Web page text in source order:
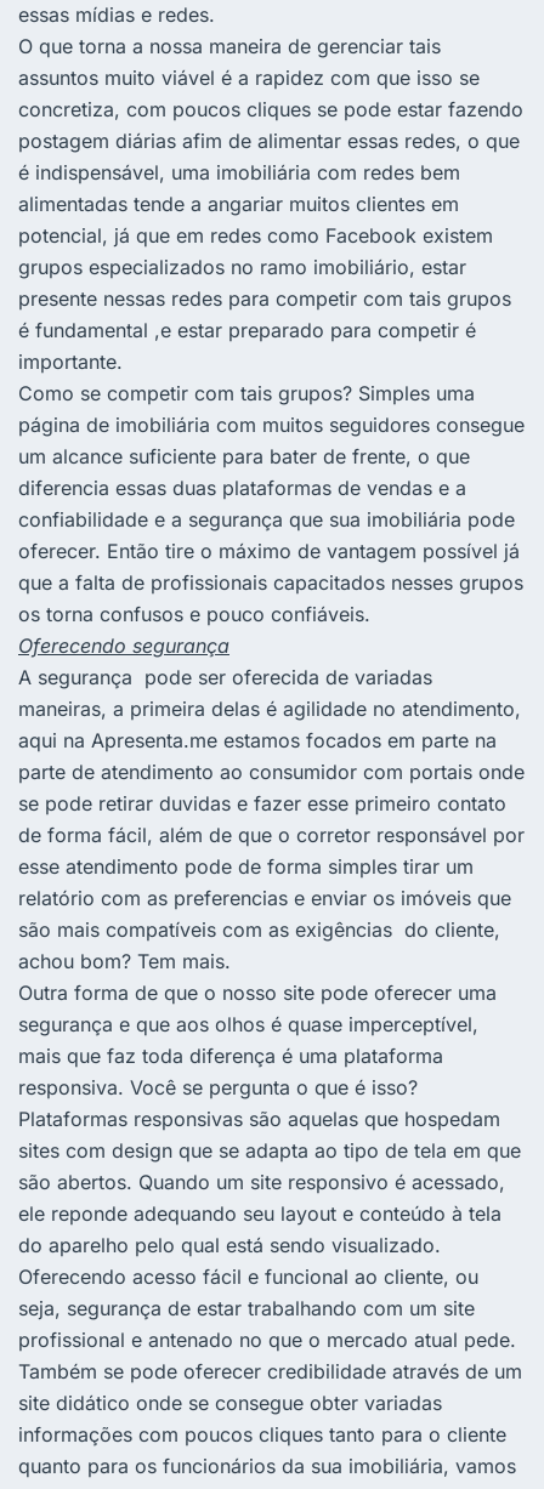
essas mídias e redes.
O que torna a nossa maneira de gerenciar tais
assuntos muito viável é a rapidez com que isso se
concretiza, com poucos cliques se pode estar fazendo
postagem diárias afim de alimentar essas redes, o que
é indispensável, uma imobiliária com redes bem
alimentadas tende a angariar muitos clientes em
potencial, já que em redes como Facebook existem
grupos especializados no ramo imobiliário, estar
presente nessas redes para competir com tais grupos
é fundamental ,e estar preparado para competir é
importante.
Como se competir com tais grupos? Simples uma
página de imobiliária com muitos seguidores consegue
um alcance suficiente para bater de frente, o que
diferencia essas duas plataformas de vendas e a
confiabilidade e a segurança que sua imobiliária pode
oferecer. Então tire o máximo de vantagem possível já
que a falta de profissionais capacitados nesses grupos
os torna confusos e pouco confiáveis.
Oferecendo segurança
A segurança pode ser oferecida de variadas
maneiras, a primeira delas é agilidade no atendimento,
aqui na Apresenta.me estamos focados em parte na
parte de atendimento ao consumidor com portais onde
se pode retirar duvidas e fazer esse primeiro contato
de forma fácil, além de que o corretor responsável por
esse atendimento pode de forma simples tirar um
relatório com as preferencias e enviar os imóveis que
são mais compatíveis com as exigências do cliente,
achou bom? Tem mais.
Outra forma de que o nosso site pode oferecer uma
segurança e que aos olhos é quase imperceptível,
mais que faz toda diferença é uma plataforma
responsiva. Você se pergunta o que é isso?
Plataformas responsivas são aquelas que hospedam
sites com design que se adapta ao tipo de tela em que
são abertos. Quando um site responsivo é acessado,
ele reponde adequando seu layout e conteúdo à tela
do aparelho pelo qual está sendo visualizado.
Oferecendo acesso fácil e funcional ao cliente, ou
seja, segurança de estar trabalhando com um site
profissional e antenado no que o mercado atual pede.
Também se pode oferecer credibilidade através de um
site didático onde se consegue obter variadas
informações com poucos cliques tanto para o cliente
quanto para os funcionários da sua imobiliária, vamos